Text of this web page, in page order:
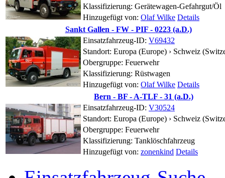
Klassifizierung: Gerätewagen-Gefahrgut/Öl
Hinzugefügt von: Olaf Wilke Details
Sankt Gallen - FW - PIF - 0223 (a.D.)
Einsatzfahrzeug-ID: V69432
Standort: Europa (Europe) › Schweiz
Obergruppe: Feuerwehr
Klassifizierung: Rüstwagen
Hinzugefügt von: Olaf Wilke Details
Bern - BF - A-TLF - 31 (a.D.)
Einsatzfahrzeug-ID: V30524
Standort: Europa (Europe) › Schweiz
Obergruppe: Feuerwehr
Klassifizierung: Tanklöschfahrzeug
Hinzugefügt von: zonenkind Details